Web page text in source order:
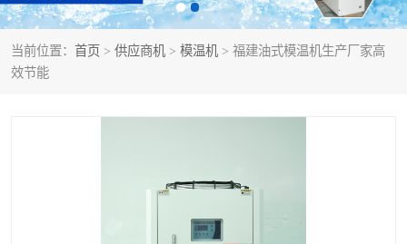
当前位置： 首页 > 供应商机 > 模温机 > 福建油式模温机生产厂家高
效节能